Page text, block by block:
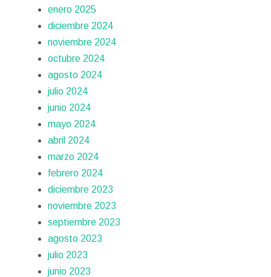
enero 2025
diciembre 2024
noviembre 2024
octubre 2024
agosto 2024
julio 2024
junio 2024
mayo 2024
abril 2024
marzo 2024
febrero 2024
diciembre 2023
noviembre 2023
septiembre 2023
agosto 2023
julio 2023
junio 2023